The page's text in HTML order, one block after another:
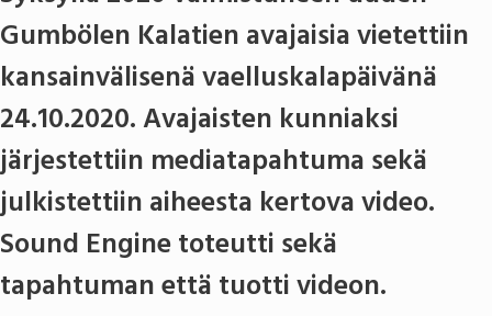
Gumbölen Kalatien avajaisia vietettiin
kansainvälisenä vaelluskalapäivänä
24.10.2020. Avajaisten kunniaksi
järjestettiin mediatapahtuma sekä
julkistettiin aiheesta kertova video.
Sound Engine toteutti sekä
tapahtuman että tuotti videon.